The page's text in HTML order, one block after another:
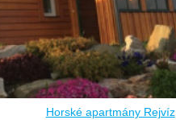
Horské apartmány Rejvíz